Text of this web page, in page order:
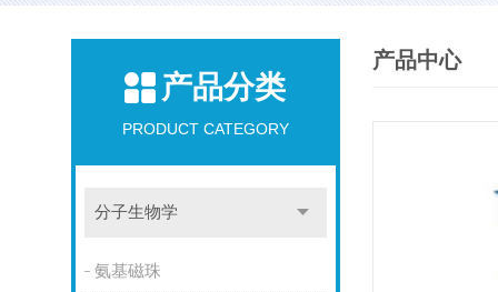
产品分类
PRODUCT CATEGORY
分子生物学
氨基磁珠
产品中心